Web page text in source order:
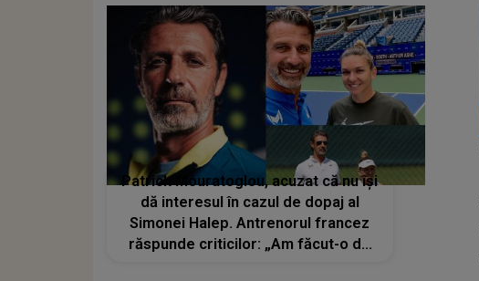
Patrick Mouratoglou, acuzat că nu își
dă interesul în cazul de dopaj al
Simonei Halep. Antrenorul francez
răspunde criticilor: „Am făcut-o de